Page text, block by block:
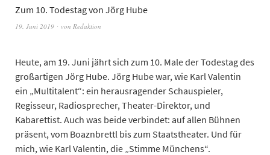
Zum 10. Todestag von Jörg Hube
19. Juni 2019 von Redaktion
Heute, am 19. Juni jährt sich zum 10. Male der Todestag des
großartigen Jörg Hube. Jörg Hube war, wie Karl Valentin
ein „Multitalent“: ein herausragender Schauspieler,
Regisseur, Radiosprecher, Theater-Direktor, und
Kabarettist. Auch was beide verbindet: auf allen Bühnen
präsent, vom Boaznbrettl bis zum Staatstheater. Und für
mich, wie Karl Valentin, die „Stimme Münchens“.